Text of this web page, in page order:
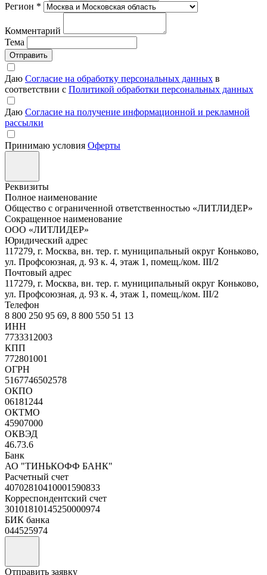
Регион *
Комментарий
Тема
Отправить
Даю Согласие на обработку персональных данных в
соответствии с Политикой обработки персональных данных
Даю Согласие на получение информационной и рекламной
рассылки
Принимаю условия Оферты
Реквизиты
Полное наименование
Общество с ограниченной ответственностью «ЛИТЛИДЕР»
Сокращенное наименование
ООО «ЛИТЛИДЕР»
Юридический адрес
117279, г. Москва, вн. тер. г. муниципальный округ Коньково,
ул. Профсоюзная, д. 93 к. 4, этаж 1, помещ./ком. III/2
Почтовый адрес
117279, г. Москва, вн. тер. г. муниципальный округ Коньково,
ул. Профсоюзная, д. 93 к. 4, этаж 1, помещ./ком. III/2
Телефон
8 800 250 95 69, 8 800 550 51 13
ИНН
7733312003
КПП
772801001
ОГРН
5167746502578
ОКПО
06181244
ОКТМО
45907000
ОКВЭД
46.73.6
Банк
АО "ТИНЬКОФФ БАНК"
Расчетный счет
40702810410001590833
Корреспондентский счет
30101810145250000974
БИК банка
044525974
Отправить заявку